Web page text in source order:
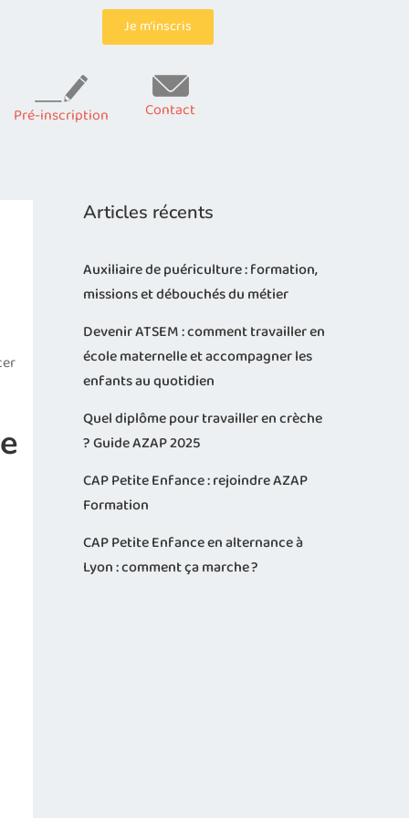
Je m’inscris
Pré-inscription Contact
Articles récents
Auxiliaire de puériculture : formation,
missions et débouchés du métier
Devenir ATSEM : comment travailler en
école maternelle et accompagner les
enfants au quotidien
Quel diplôme pour travailler en crèche
? Guide AZAP 2025
CAP Petite Enfance : rejoindre AZAP
Formation
CAP Petite Enfance en alternance à
Lyon : comment ça marche ?